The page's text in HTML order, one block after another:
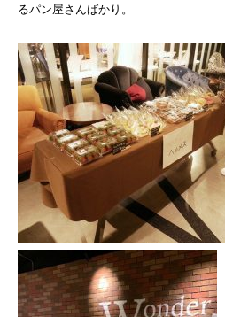
るパン屋さんばかり。